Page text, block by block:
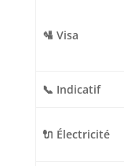
🛂 Visa
📞 Indicatif
🔌 Électricité